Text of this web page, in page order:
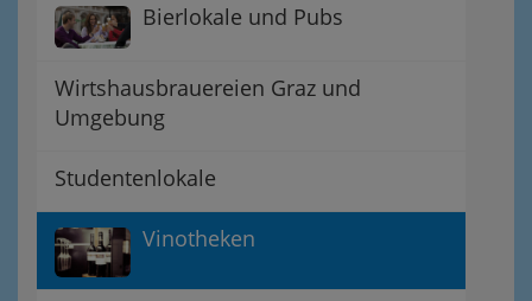
Bierlokale und Pubs
Wirtshausbrauereien Graz und
Umgebung
Studentenlokale
Vinotheken